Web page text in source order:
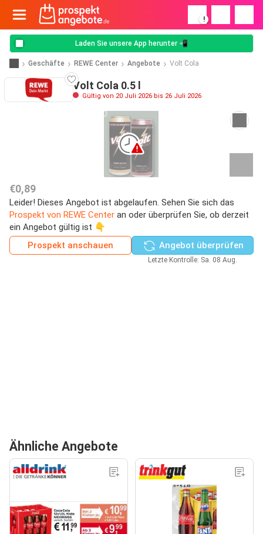
!
Laden Sie unsere App herunter 📲
Geschäfte REWE Center Angebote Volt Cola
Volt Cola 0.5 l
Gültig von 20 Juli 2026 bis 26 Juli 2026
€0,89
Leider! Dieses Angebot ist abgelaufen. Sehen Sie sich das
Prospekt von REWE Center an oder überprüfen Sie, ob derzeit
ein Angebot gültig ist 👇
Prospekt anschauen
Angebot überprüfen
Letzte Kontrolle: Sa. 08 Aug.
Ähnliche Angebote